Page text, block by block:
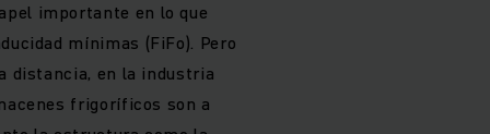
importante en lo que
mínimas (FiFo). Pero
distancia, en la industria
frigoríficos son a